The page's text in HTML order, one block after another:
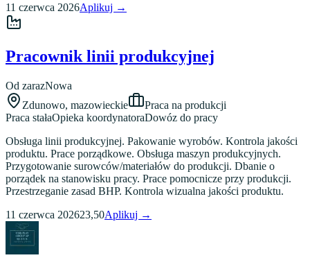
11 czerwca 2026Aplikuj →
Pracownik linii produkcyjnej
Od zarazNowa
Zdunowo, mazowieckie
Praca na produkcji
Praca stałaOpieka koordynatoraDowóz do pracy
Obsługa linii produkcyjnej. Pakowanie wyrobów. Kontrola jakości
produktu. Prace porządkowe. Obsługa maszyn produkcyjnych.
Przygotowanie surowców/materiałów do produkcji. Dbanie o
porządek na stanowisku pracy. Prace pomocnicze przy produkcji.
Przestrzeganie zasad BHP. Kontrola wizualna jakości produktu.
11 czerwca 202623,50Aplikuj →